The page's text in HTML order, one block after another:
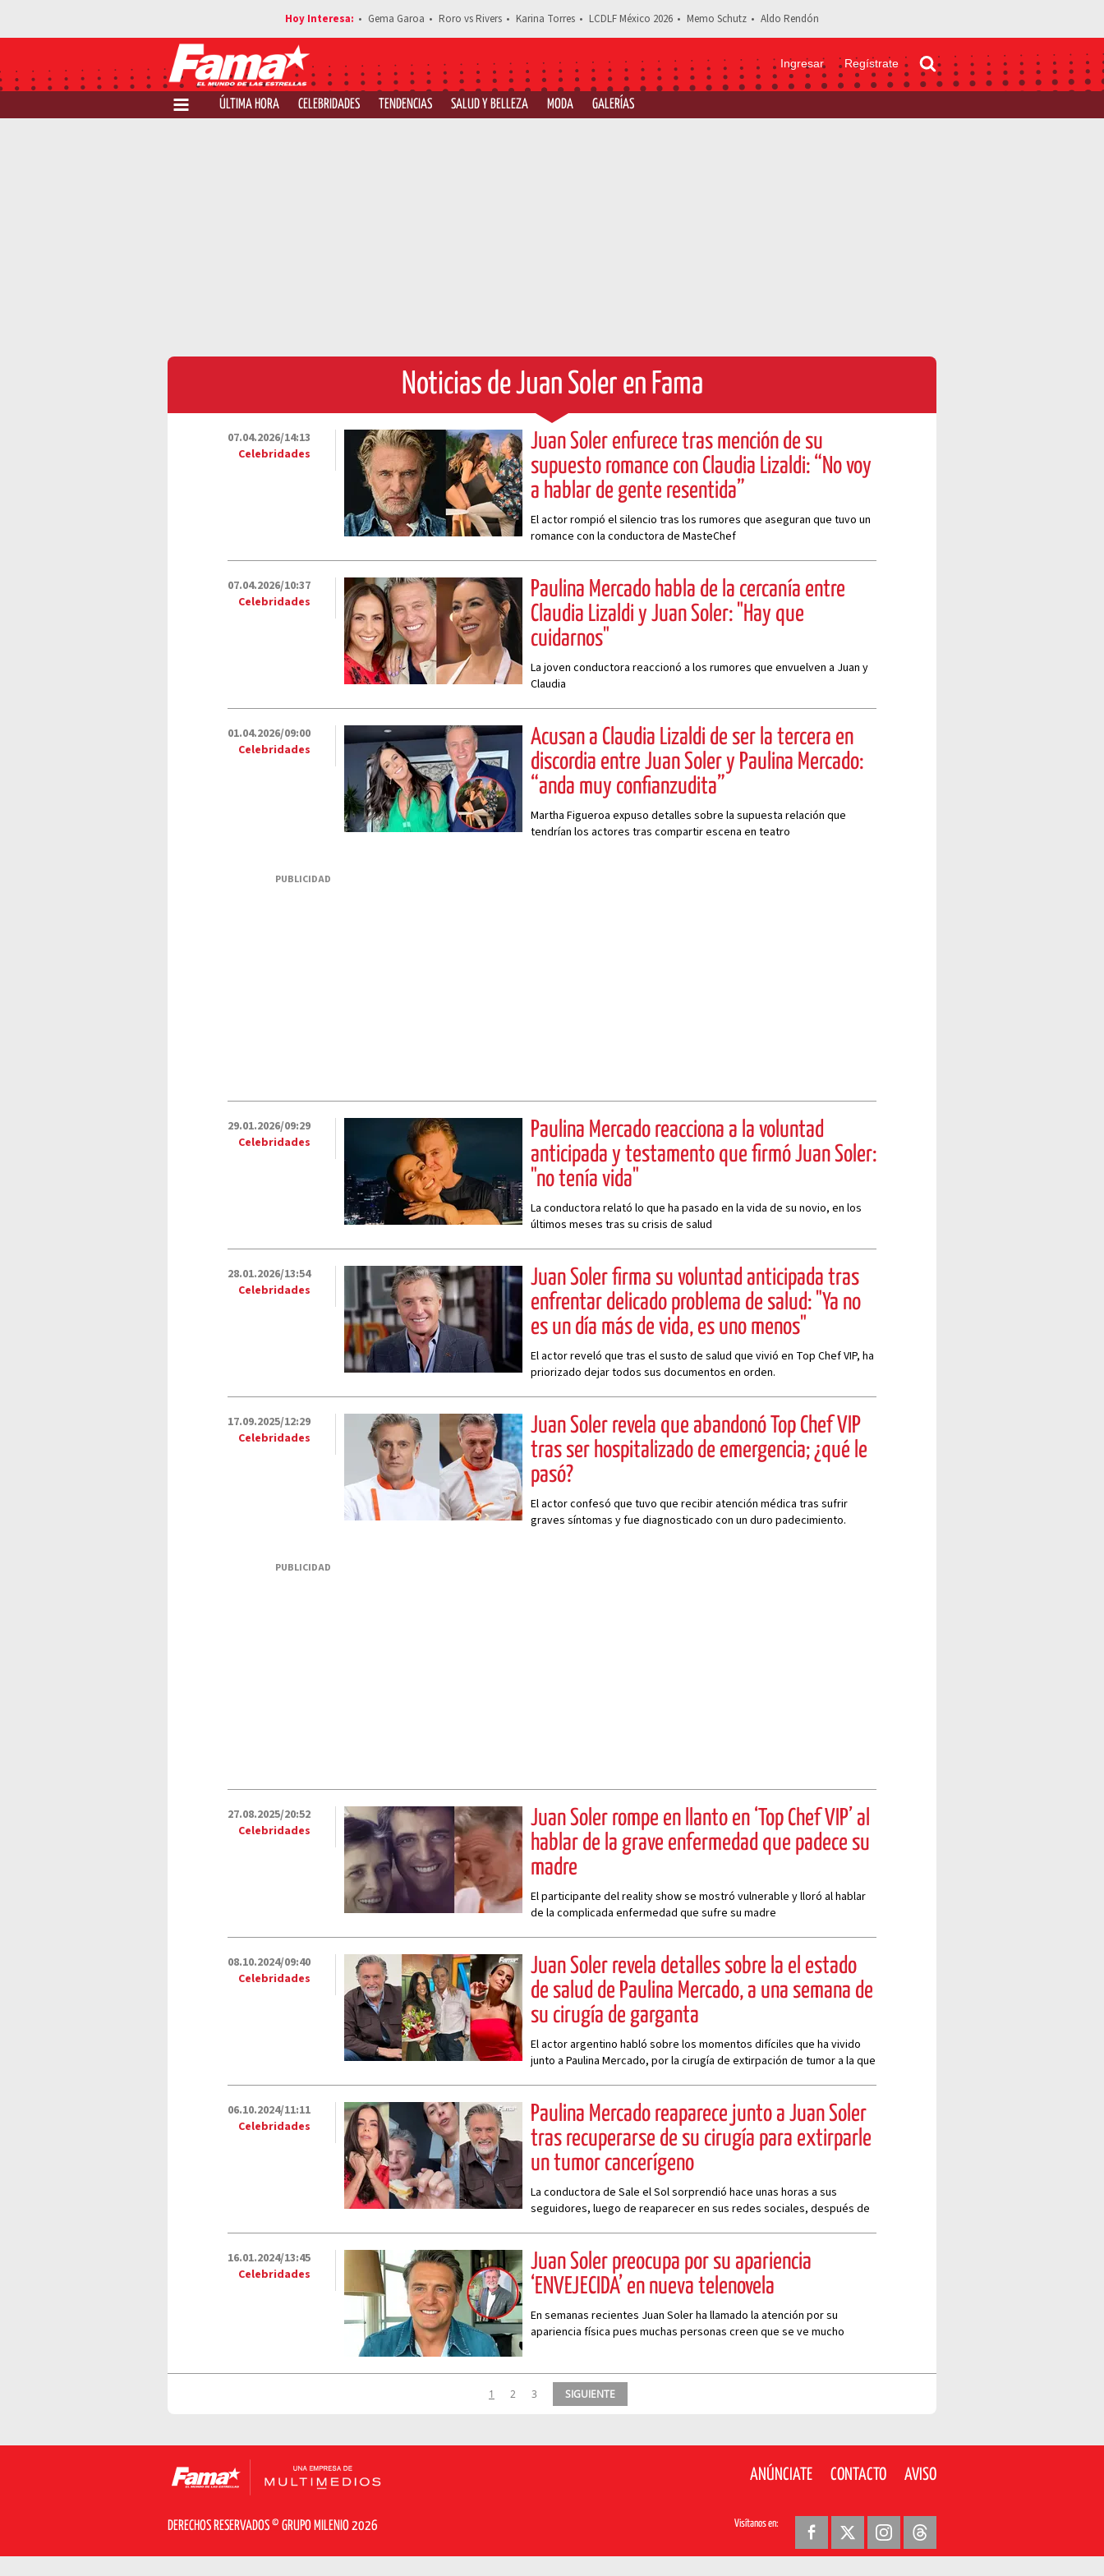
Gema Garoa Roro vs Rivers Karina Torres LCDLF México 2026 Memo Schutz Aldo Rendón
Ingresar Regístrate
ÚLTIMA HORA CELEBRIDADES TENDENCIAS SALUD Y BELLEZA MODA GALERÍAS
Noticias de Juan Soler en Fama
07.04.2026/14:13
Celebridades
Juan Soler enfurece tras mención de su
supuesto romance con Claudia Lizaldi: “No voy
a hablar de gente resentida”
El actor rompió el silencio tras los rumores que aseguran que tuvo un
romance con la conductora de MasteChef
07.04.2026/10:37
Celebridades
Paulina Mercado habla de la cercanía entre
Claudia Lizaldi y Juan Soler: "Hay que
cuidarnos"
La joven conductora reaccionó a los rumores que envuelven a Juan y
Claudia
01.04.2026/09:00
Celebridades
Acusan a Claudia Lizaldi de ser la tercera en
discordia entre Juan Soler y Paulina Mercado:
“anda muy confianzudita”
Martha Figueroa expuso detalles sobre la supuesta relación que
tendrían los actores tras compartir escena en teatro
PUBLICIDAD
29.01.2026/09:29
Celebridades
Paulina Mercado reacciona a la voluntad
anticipada y testamento que firmó Juan Soler:
"no tenía vida"
La conductora relató lo que ha pasado en la vida de su novio, en los
últimos meses tras su crisis de salud
28.01.2026/13:54
Celebridades
Juan Soler firma su voluntad anticipada tras
enfrentar delicado problema de salud: "Ya no
es un día más de vida, es uno menos"
El actor reveló que tras el susto de salud que vivió en Top Chef VIP, ha
priorizado dejar todos sus documentos en orden.
17.09.2025/12:29
Celebridades
Juan Soler revela que abandonó Top Chef VIP
tras ser hospitalizado de emergencia; ¿qué le
pasó?
El actor confesó que tuvo que recibir atención médica tras sufrir
graves síntomas y fue diagnosticado con un duro padecimiento.
PUBLICIDAD
27.08.2025/20:52
Celebridades
Juan Soler rompe en llanto en ‘Top Chef VIP’ al
hablar de la grave enfermedad que padece su
madre
El participante del reality show se mostró vulnerable y lloró al hablar
de la complicada enfermedad que sufre su madre
08.10.2024/09:40
Celebridades
Juan Soler revela detalles sobre la el estado
de salud de Paulina Mercado, a una semana de
su cirugía de garganta
El actor argentino habló sobre los momentos difíciles que ha vivido
junto a Paulina Mercado, por la cirugía de extirpación de tumor a la que
06.10.2024/11:11
Celebridades
Paulina Mercado reaparece junto a Juan Soler
tras recuperarse de su cirugía para extirparle
un tumor cancerígeno
La conductora de Sale el Sol sorprendió hace unas horas a sus
seguidores, luego de reaparecer en sus redes sociales, después de
16.01.2024/13:45
Celebridades
Juan Soler preocupa por su apariencia
‘ENVEJECIDA’ en nueva telenovela
En semanas recientes Juan Soler ha llamado la atención por su
apariencia física pues muchas personas creen que se ve mucho
1 2 3 SIGUIENTE
ANÚNCIATE CONTACTO AVISO
Visítanos en:
DERECHOS RESERVADOS © GRUPO MILENIO 2026